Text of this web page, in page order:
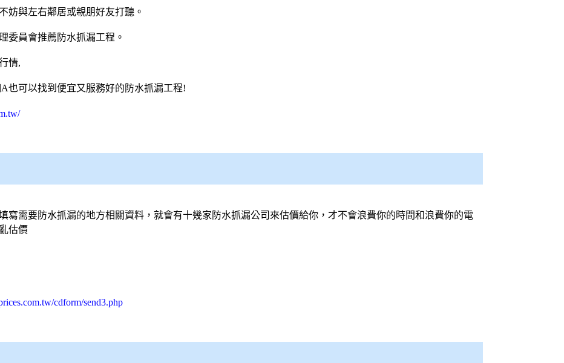
妨與左右鄰居或親朋好友打聽。
委員會推薦防水抓漏工程。
情,
也可以找到便宜又服務好的防水抓漏工程!
寫需要防水抓漏的地方相關資料，就會有十幾家防水抓漏公司來估價給你，才不會浪費你的時間和浪費你的電
估價
cdform/send3.php